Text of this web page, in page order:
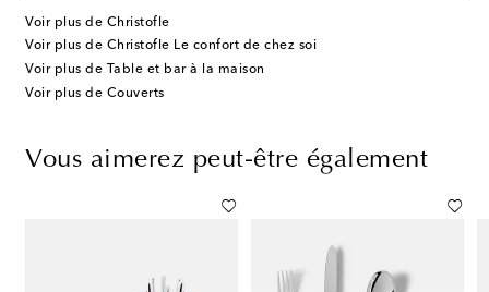
Voir plus de Christofle
Voir plus de Christofle Le confort de chez soi
Voir plus de Table et bar à la maison
Voir plus de Couverts
Vous aimerez peut-être également